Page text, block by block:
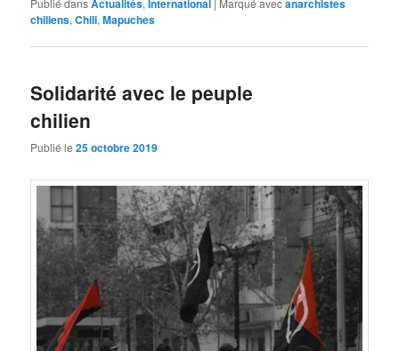
Actualités International
anarchistes
chiliens,Chili,Mapuches
Solidarité avec le peuple
chilien
Publié le25 octobre 2019